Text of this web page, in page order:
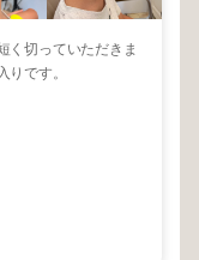
く切っていただきま
りです。